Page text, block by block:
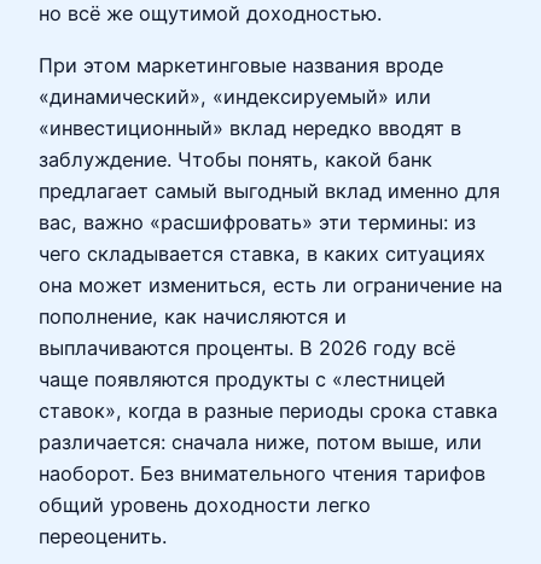
но всё же ощутимой доходностью.
При этом маркетинговые названия вроде
«динамический», «индексируемый» или
«инвестиционный» вклад нередко вводят в
заблуждение. Чтобы понять, какой банк
предлагает самый выгодный вклад именно для
вас, важно «расшифровать» эти термины: из
чего складывается ставка, в каких ситуациях
она может измениться, есть ли ограничение на
пополнение, как начисляются и
выплачиваются проценты. В 2026 году всё
чаще появляются продукты с «лестницей
ставок», когда в разные периоды срока ставка
различается: сначала ниже, потом выше, или
наоборот. Без внимательного чтения тарифов
общий уровень доходности легко
переоценить.